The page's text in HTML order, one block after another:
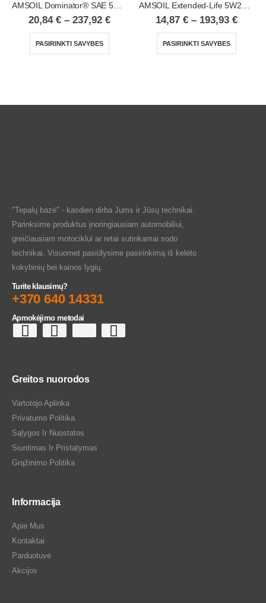
AMSOIL Dominator® SAE 5W20 Synthetic Racing Oil
20,84 € – 237,92 €
PASIRINKTI SAVYBES
AMSOIL Extended-Life 5W20 100% Synthetic Motor Oil
14,87 € – 193,93 €
PASIRINKTI SAVYBES
"Tepalų bazė" - kasdien dirba Jums ir Jūsų technikai.
Parinksime produktus įnoringiausiam automobiliui,
greičiausiam motociklui ar retai sutinkamai sodo
technikai. Visuomet pasiūlysime pasirinkimą iš keleto
kokybinių bei kainos lygių.
Turite klausimų?
+370 640 14331
Apmokėjimo metodai
Greitos nuorodos
Vartotojo Aplinka
Privatumo Politika
Sąlygos Ir Nuostatos
Siuntimas Ir Pristatymas
Grąžinimo Politika
Informacija
Apie Mus
Kontaktai
Parduotuvė
Akcijos